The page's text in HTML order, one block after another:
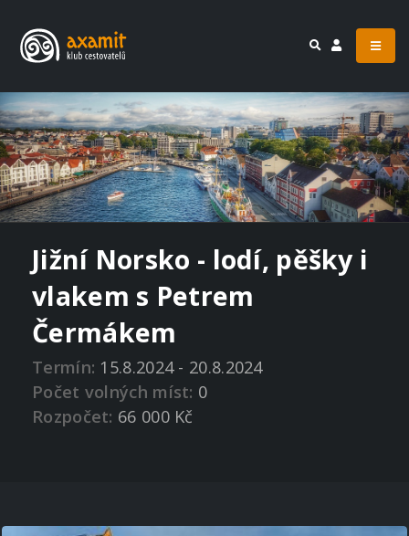
Jižní Norsko - lodí, pěšky i
vlakem s Petrem
Čermákem
Termín: 15.8.2024 - 20.8.2024
Počet volných míst: 0
Rozpočet: 66 000 Kč